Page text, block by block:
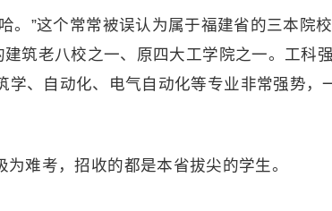
。”这个常常被误认为属于福建省的三本院校
筑老八校之一、原四大工学院之一。工科强
、自动化、电气自动化等专业非常强势，
难考，招收的都是本省拔尖的学生。